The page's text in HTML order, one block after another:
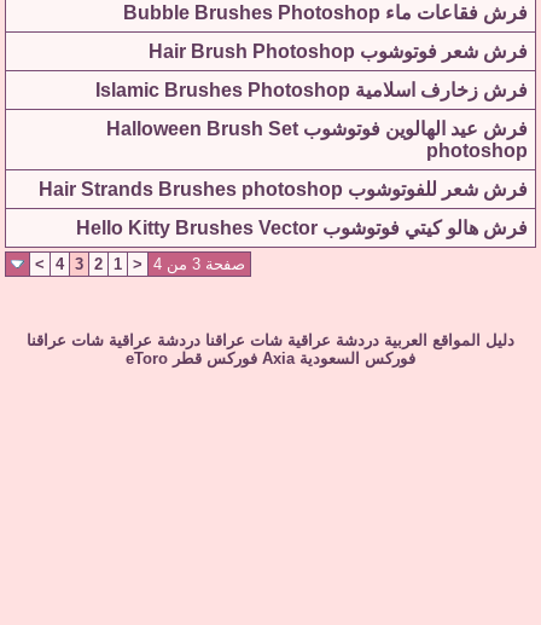
فرش فقاعات ماء Bubble Brushes Photoshop
فرش شعر فوتوشوب Hair Brush Photoshop
فرش زخارف اسلامية Islamic Brushes Photoshop
فرش عيد الهالوين فوتوشوب Halloween Brush Set
photoshop
فرش شعر للفوتوشوب Hair Strands Brushes photoshop
فرش هالو كيتي فوتوشوب Hello Kitty Brushes Vector
صفحة 3 من 4 <
1
2
3
4
>
دليل المواقع العربية دردشة عراقية شات عراقنا دردشة عراقية شات عراقنا
فوركس السعودية Axia فوركس قطر eToro